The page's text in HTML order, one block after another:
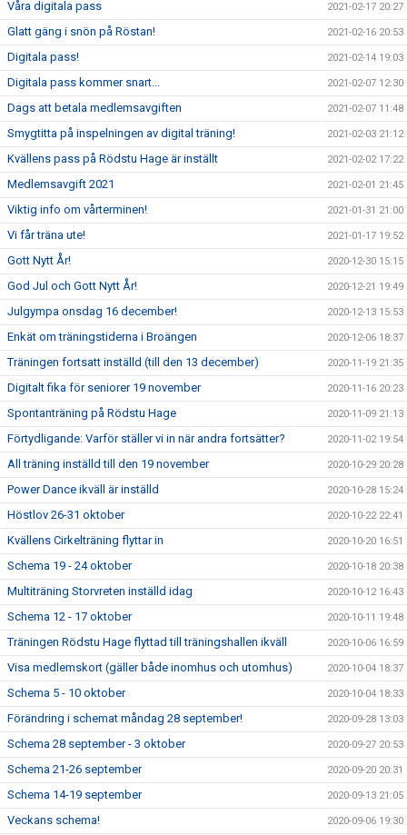
Våra digitala pass 2021-02-17 20:27
Glatt gäng i snön på Röstan! 2021-02-16 20:53
Digitala pass! 2021-02-14 19:03
Digitala pass kommer snart... 2021-02-07 12:30
Dags att betala medlemsavgiften 2021-02-07 11:48
Smygtitta på inspelningen av digital träning! 2021-02-03 21:12
Kvällens pass på Rödstu Hage är inställt 2021-02-02 17:22
Medlemsavgift 2021 2021-02-01 21:45
Viktig info om vårterminen! 2021-01-31 21:00
Vi får träna ute! 2021-01-17 19:52
Gott Nytt År! 2020-12-30 15:15
God Jul och Gott Nytt År! 2020-12-21 19:49
Julgympa onsdag 16 december! 2020-12-13 15:53
Enkät om träningstiderna i Broängen 2020-12-06 18:37
Träningen fortsatt inställd (till den 13 december) 2020-11-19 21:35
Digitalt fika för seniorer 19 november 2020-11-16 20:23
Spontanträning på Rödstu Hage 2020-11-09 21:13
Förtydligande: Varför ställer vi in när andra fortsätter? 2020-11-02 19:54
All träning inställd till den 19 november 2020-10-29 20:28
Power Dance ikväll är inställd 2020-10-28 15:24
Höstlov 26-31 oktober 2020-10-22 22:41
Kvällens Cirkelträning flyttar in 2020-10-20 16:51
Schema 19 - 24 oktober 2020-10-18 20:38
Multiträning Storvreten inställd idag 2020-10-12 16:43
Schema 12 - 17 oktober 2020-10-11 19:48
Träningen Rödstu Hage flyttad till träningshallen ikväll 2020-10-06 16:59
Visa medlemskort (gäller både inomhus och utomhus) 2020-10-04 18:37
Schema 5 - 10 oktober 2020-10-04 18:33
Förändring i schemat måndag 28 september! 2020-09-28 13:03
Schema 28 september - 3 oktober 2020-09-27 20:53
Schema 21-26 september 2020-09-20 20:31
Schema 14-19 september 2020-09-13 21:05
Veckans schema! 2020-09-06 19:30